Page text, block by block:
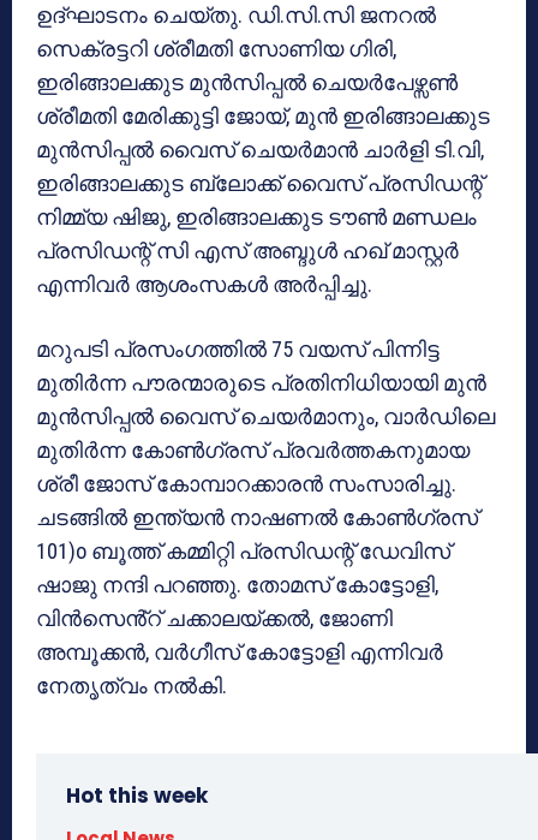
ഉദ്ഘാടനം ചെയ്തു. ഡി.സി.സി ജനറൽ
സെക്രട്ടറി ശ്രീമതി സോണിയ ഗിരി,
ഇരിങ്ങാലക്കുട മുൻസിപ്പൽ ചെയർപേഴ്സൺ
ശ്രീമതി മേരിക്കുട്ടി ജോയ്, മുൻ ഇരിങ്ങാലക്കുട
മുൻസിപ്പൽ വൈസ് ചെയർമാൻ ചാർളി ടി.വി,
ഇരിങ്ങാലക്കുട ബ്ലോക്ക് വൈസ് പ്രസിഡന്റ്
നിമ്മ്യ ഷിജു, ഇരിങ്ങാലക്കുട ടൗൺ മണ്ഡലം
പ്രസിഡന്റ് സി എസ് അബ്ദുൾ ഹഖ് മാസ്റ്റർ
എന്നിവർ ആശംസകൾ അർപ്പിച്ചു.
മറുപടി പ്രസംഗത്തിൽ 75 വയസ് പിന്നിട്ട
മുതിർന്ന പൗരന്മാരുടെ പ്രതിനിധിയായി മുൻ
മുൻസിപ്പൽ വൈസ് ചെയർമാനും, വാർഡിലെ
മുതിർന്ന കോൺഗ്രസ് പ്രവർത്തകനുമായ
ശ്രീ ജോസ് കോമ്പാറക്കാരൻ സംസാരിച്ചു.
ചടങ്ങിൽ ഇന്ത്യൻ നാഷണൽ കോൺഗ്രസ്
101)o ബൂത്ത് കമ്മിറ്റി പ്രസിഡന്റ് ഡേവിസ്
ഷാജു നന്ദി പറഞ്ഞു. തോമസ് കോട്ടോളി,
വിൻസെൻ്റ് ചക്കാലയ്ക്കൽ, ജോണി
അമ്പൂക്കൻ, വർഗീസ് കോട്ടോളി എന്നിവർ
നേതൃത്വം നൽകി.
Hot this week